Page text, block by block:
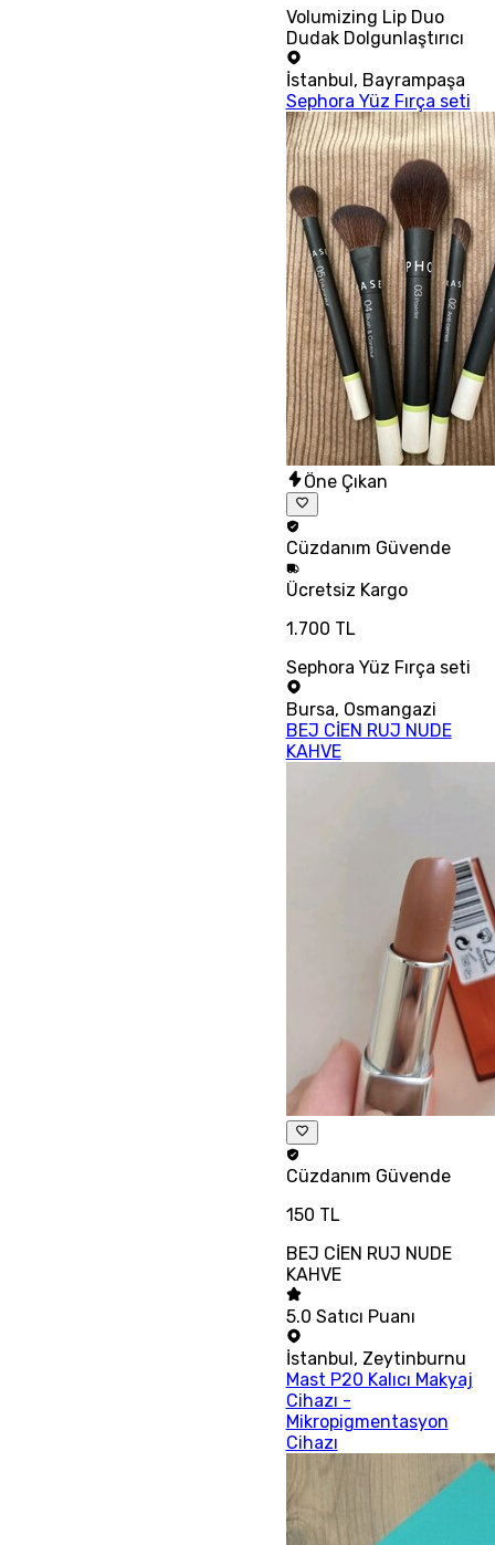
Volumizing Lip Duo
Dudak Dolgunlaştırıcı
İstanbul, Bayrampaşa
Sephora Yüz Fırça seti
Öne Çıkan
Cüzdanım Güvende
Ücretsiz Kargo
1.700 TL
Sephora Yüz Fırça seti
Bursa, Osmangazi
BEJ CİEN RUJ NUDE
KAHVE
Cüzdanım Güvende
150 TL
BEJ CİEN RUJ NUDE
KAHVE
5.0 Satıcı Puanı
İstanbul , Zeytinburnu
Mast P20 Kalıcı Makyaj
Cihazı -
Mikropigmentasyon
Cihazı